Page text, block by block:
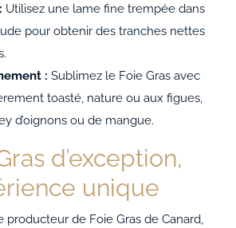
Utilisez une lame fine trempée dans
pour obtenir des tranches nettes
: Sublimez le Foie Gras avec
toasté, nature ou aux figues,
d’oignons ou de mangue.
d’exception,
unique
producteur de Foie Gras de Canard,